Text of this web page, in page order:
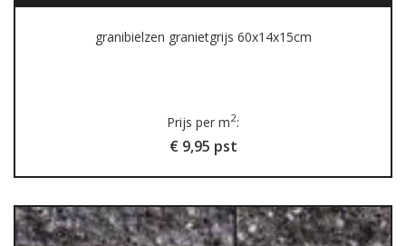
granibielzen granietgrijs 60x14x15cm
Prijs per m2:
€ 9,95 pst